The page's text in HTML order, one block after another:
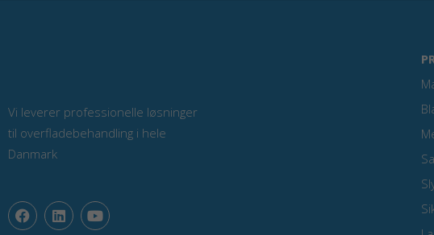
Vi leverer professionelle løsninger
til overfladebehandling i hele
Danmark
F
a
L
i
Y
o